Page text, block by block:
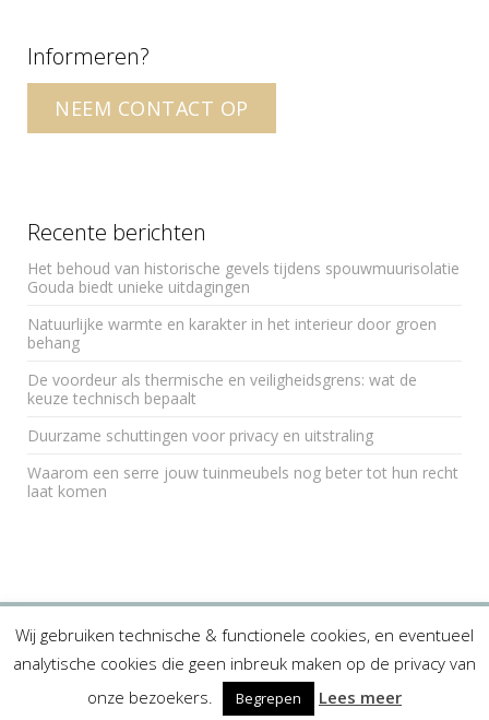
t
v
:
Informeren?
NEEM CONTACT OP
Recente berichten
Het behoud van historische gevels tijdens spouwmuurisolatie
Gouda biedt unieke uitdagingen
Natuurlijke warmte en karakter in het interieur door groen
behang
De voordeur als thermische en veiligheidsgrens: wat de
keuze technisch bepaalt
Duurzame schuttingen voor privacy en uitstraling
Waarom een serre jouw tuinmeubels nog beter tot hun recht
laat komen
Links Privacyverklaring
Copyright © 2026 TuinmeubelenZaak. All rights reserved.
Wij gebruiken technische & functionele cookies, en eventueel
analytische cookies die geen inbreuk maken op de privacy van
onze bezoekers.
Begrepen Lees meer